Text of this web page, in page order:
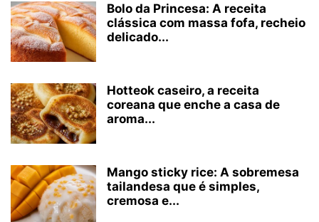
Bolo da Princesa: A receita
clássica com massa fofa, recheio
delicado...
Hotteok caseiro, a receita
coreana que enche a casa de
aroma...
Mango sticky rice: A sobremesa
tailandesa que é simples,
cremosa e...